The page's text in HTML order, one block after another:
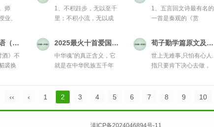
师
业、
1、不积跬步，无以至千
里；不积小流，无以成
1、五言回文诗最有名的
一首是秦观的《赏
勉励学生的话语（勉励学生的话语）
》不
裘换
2025最火十首爱国歌曲（2025最火十首爱国歌曲合唱视频）
中华魂”的真正含义，它
就是在中华民族五千年
荀子勤学篇原文及翻译（荀子勤学篇原文及翻译注释）
世上无难事,只怕有心人.
指只要肯下决心去做，
‹‹ ‹ 1 2 3 4 5 6 7 8 9 10
滇ICP备2024046894号-11